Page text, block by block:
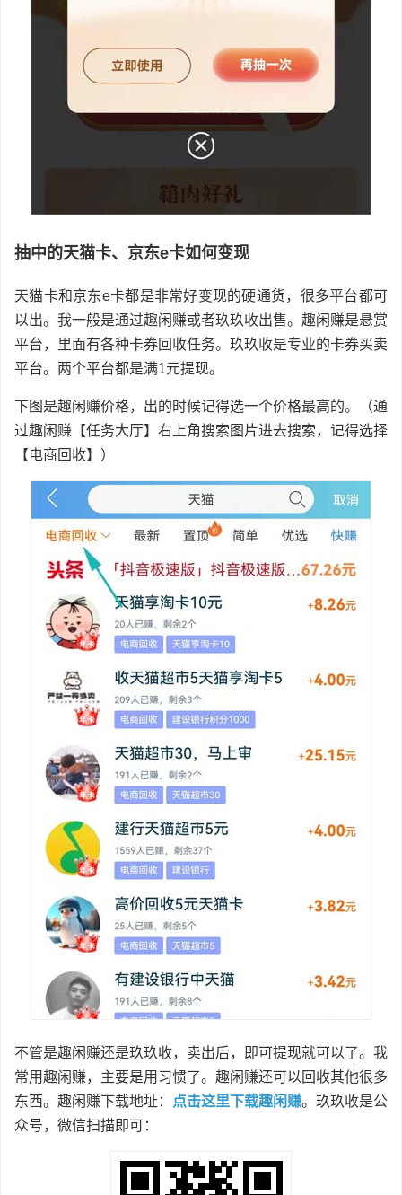
抽中的天猫卡、京东e卡如何变现
天猫卡和京东e卡都是非常好变现的硬通货，很多平台都可
以出。我一般是通过趣闲赚或者玖玖收出售。趣闲赚是悬赏
平台，里面有各种卡券回收任务。玖玖收是专业的卡券买卖
平台。两个平台都是满1元提现。
下图是趣闲赚价格，出的时候记得选一个价格最高的。（通
过趣闲赚【任务大厅】右上角搜索图片进去搜索，记得选择
【电商回收】）
不管是趣闲赚还是玖玖收，卖出后，即可提现就可以了。我
常用趣闲赚，主要是用习惯了。趣闲赚还可以回收其他很多
东西。趣闲赚下载地址：
点击这里下载趣闲赚。玖玖收是公
众号，微信扫描即可：